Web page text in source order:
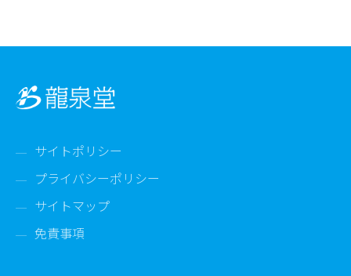
ー
ョ
サイトポリシー
プライバシーポリシー
サイトマップ
免責事項